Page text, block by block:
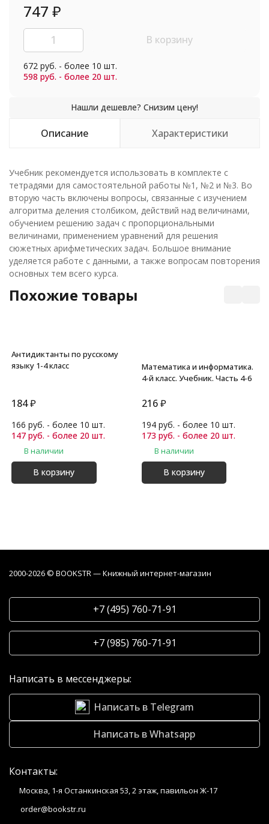
747 ₽
В корзину
672 руб. - более 10 шт.
598 руб. - более 20 шт.
Описание Характеристики
Учебник рекомендуется использовать в комплекте с
тетрадями для самостоятельной работы №1, №2 и №3. Во
вторую часть включены вопросы, связанные с изучением
алгоритма деления столбиком, действий над величинами,
обучением решению задач с пропорциональными
величинами, применением уравнений для решения
сюжетных арифметических задач. Большое внимание
уделяется работе с данными, а также вопросам повторения
основных тем всего курса.
Похожие товары
Антидиктанты по русскому
языку 1-4 класс
184₽
166 руб. - более 10 шт.
147 руб. - более 20 шт.
В наличии
В корзину
Математика и информатика.
4-й класс. Учебник. Часть 4-6
216 ₽
194 руб. - более 10 шт.
173 руб. - более 20 шт.
В наличии
В корзину
2000-2026 © BOOKSTR — Книжный интернет-магазин
+7 (495) 760-71-91
+7 (985) 760-71-91
Написать в мессенджеры:
Написать в Telegram
Написать в Whatsapp
Контакты:
Москва, 1-я Останкинская 53, 2 этаж, павильон Ж-17
order@bookstr.ru